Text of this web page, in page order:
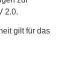
2.0.
gilt für das